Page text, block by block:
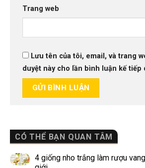
CÓ THỂ BẠN QUAN TÂM
4 giống nho trắng làm rượu
Trang web
Lưu tên của tôi, email, và trang
duyệt này cho lần bình luận kế tiếp